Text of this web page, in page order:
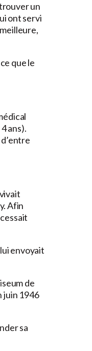
un
ont servi
que le
ans).
Afin
envoyait
de
juin 1946
sa